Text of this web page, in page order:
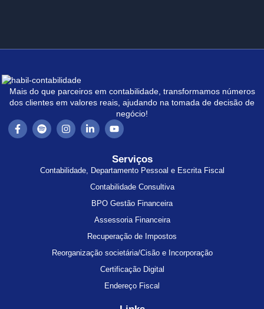
Mais do que parceiros em contabilidade, transformamos números
dos clientes em valores reais, ajudando na tomada de decisão de
negócio!
Serviços
Contabilidade, Departamento Pessoal e Escrita Fiscal
Contabilidade Consultiva
BPO Gestão Financeira
Assessoria Financeira
Recuperação de Impostos
Reorganização societária/Cisão e Incorporação
Certificação Digital
Endereço Fiscal